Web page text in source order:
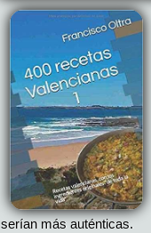
serían más auténticas.